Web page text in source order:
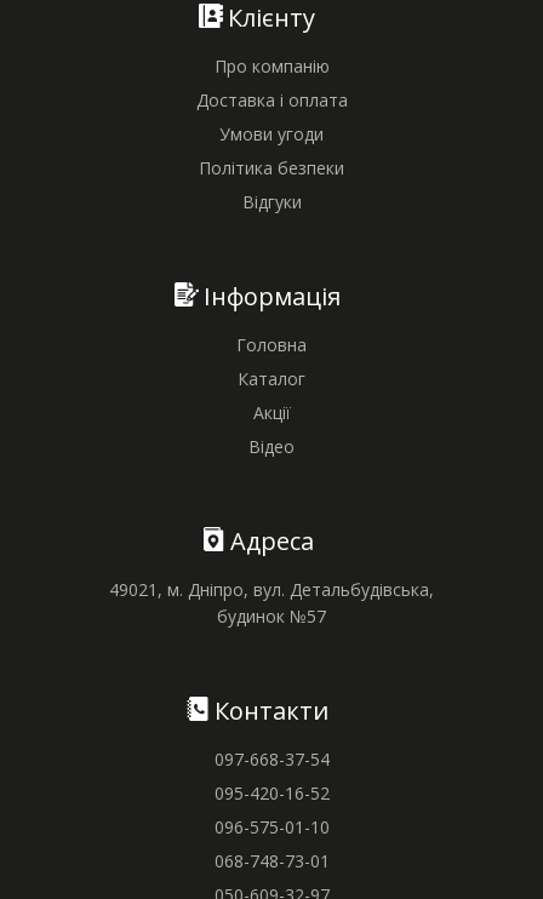
Клієнту
Про компанію
Доставка і оплата
Умови угоди
Політика безпеки
Відгуки
Інформація
Головна
Каталог
Акції
Відео
Адреса
49021, м. Дніпро, вул. Детальбудівська,
будинок №57
Контакти
097-668-37-54
095-420-16-52
096-575-01-10
068-748-73-01